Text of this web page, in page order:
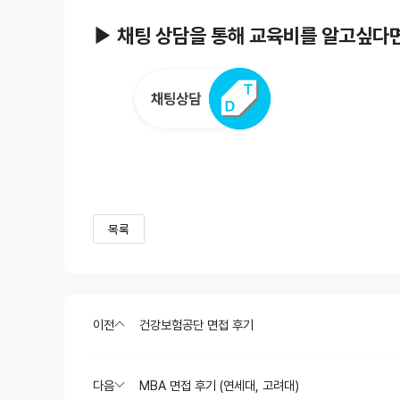
▶ 채팅 상담을 통해 교육비를 알고싶다
목록
이전 건강보험공단 면접 후기
다음 MBA 면접 후기 (연세대, 고려대)